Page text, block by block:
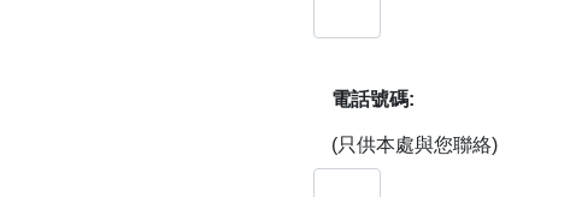
電話號碼:
(只供本處與您聯絡)